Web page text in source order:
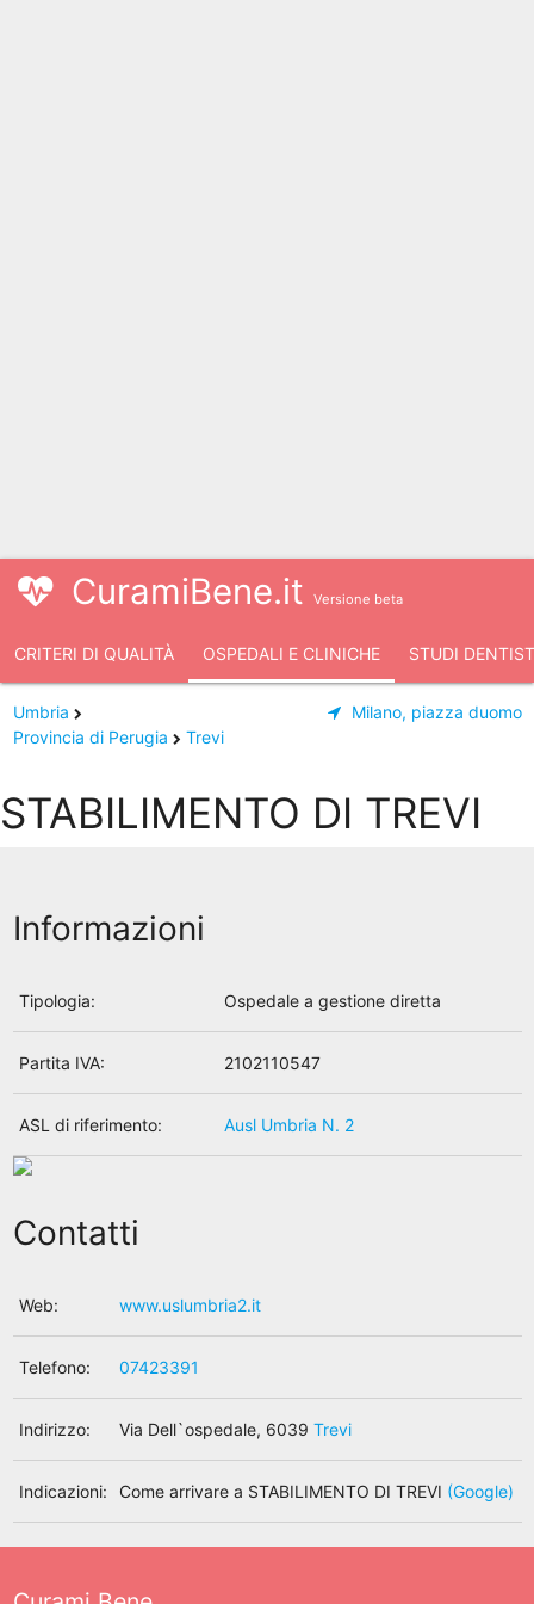
CuramiBene.it Versione beta
CRITERI DI QUALITÀ OSPEDALI E CLINICHE STUDI
Umbria
Provincia di Perugia
Trevi
Milano, piazza duomo
STABILIMENTO DI TREVI
Informazioni
Tipologia: Ospedale a gestione diretta
Partita IVA: 2102110547
ASL di riferimento: Ausl Umbria N. 2
Contatti
Web: www.uslumbria2.it
Telefono: 07423391
Indirizzo: Via Dell`ospedale, 6039 Trevi
Indicazioni: Come arrivare a STABILIMENTO DI TREVI (Google)